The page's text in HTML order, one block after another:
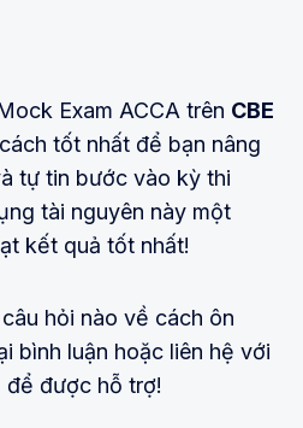
Exam ACCA trên CBE
tốt nhất để bạn nâng
tự tin bước vào kỳ thi
tài nguyên này một
kết quả tốt nhất!
hỏi nào về cách ôn
bình luận hoặc liên hệ với
để được hỗ trợ!